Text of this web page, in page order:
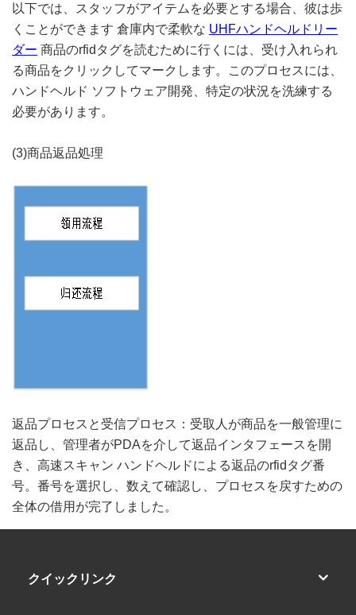
以下では、スタッフがアイテムを必要とする場合、彼は歩
くことができます 倉庫内で柔軟な UHFハンドヘルドリー
ダー 商品のrfidタグを読むために行くには、受け入れられ
る商品をクリックしてマークします。このプロセスには、
ハンドヘルド ソフトウェア開発、特定の状況を洗練する
必要があります。
(3)商品返品処理
返品プロセスと受信プロセス：受取人が商品を一般管理に
返品し、管理者がPDAを介して返品インタフェースを開
き、高速スキャン ハンドヘルドによる返品のrfidタグ番
号。番号を選択し、数えて確認し、プロセスを戻すための
全体の借用が完了しました。
クイックリンク